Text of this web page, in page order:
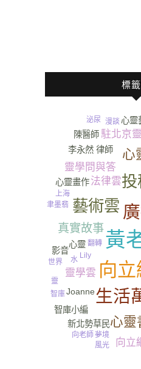
標
黃
向
生活
藝術雲
心
心靈
真實故事
靈學問與答
駐北京
靈學雲
向立
法律雲
心靈
Joanne
新北勢草民
心靈畫作
李永然 律師
影音
陳醫師
智庫小編
心靈
上海
Lily
翻轉
聿墨翡
風光
夢境
向老師
世界
智庫
漫談
靈
泌尿
水